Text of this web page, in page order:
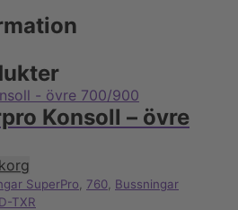
Konsoll – övre
SuperPro 760 Bussningar
TXR